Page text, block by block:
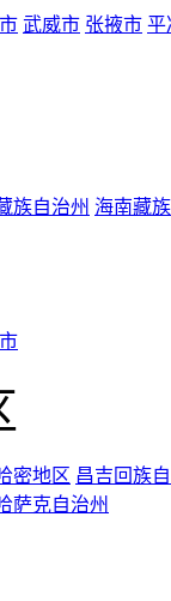
武威市 张掖市 平
族自治州 海南藏
密地区 昌吉回族
萨克自治州